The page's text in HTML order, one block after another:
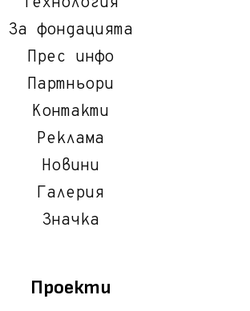
За фондацията
Прес инфо
Партньори
Контакти
Реклама
Новини
Галерия
Значка
Проекти